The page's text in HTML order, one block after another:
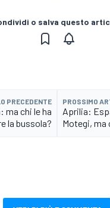
o salva questo
PRECEDENTE
ma chi le ha
la bussola?
PROSSIMO
Aprilia:
Motegi, ma